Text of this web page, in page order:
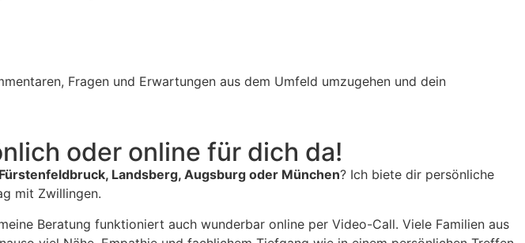
Fragen und Erwartungen aus dem Umfeld umzugehen und dein
oder online für dich da!
Landsberg, Augsburg oder München? Ich biete dir persönliche
mit Zwillingen.
Beratung funktioniert auch wunderbar online per Video-Call. Viele Familien aus